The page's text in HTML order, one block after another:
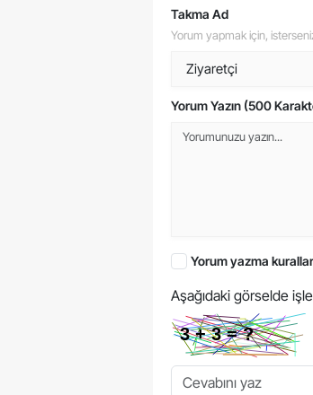
Takma Ad
Yorum yapmak için,
Yorum Yazın (500
Yorum yazma
Aşağıdaki görselde